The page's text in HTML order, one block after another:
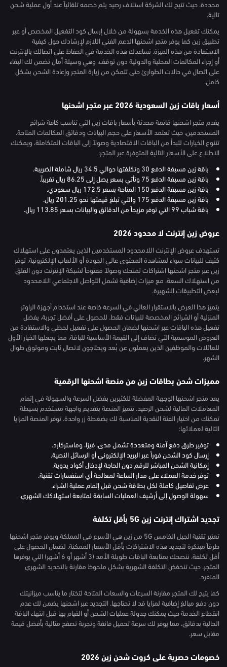
محددة، حيث تتيح لك الشركة استلاف رصيد يتم خصمه تلقائياً عند أول عملية شحن
تالية.
يمكنك تفعيل هذه الخدمة بسهولة من خلال إرسال كود التفعيل المخصص أو عبر
تطبيق زين كما يوفر متجر اشحنها الدعم الفني اللازم لإرشادك حول كيفية
الاستفادة من هذه الميزة. تساعدك هذه الخدمة في الحفاظ على اتصالك بالإنترنت
أو إجراء المكالمات المحلية والدولية دون توقف، وهي وسيلة أمان تضمن لك البقاء
على اتصال في حالات الطوارئ حتى تتمكن من زيارة المتجر وإعادة الشحن بشكل
كامل.
أسعار باقات زين السعودية 2026 عبر متجر اشحنها
يقدم متجر اشحنها قائمة محدثة بأسعار باقات زين التي تناسب كافة شرائح
المستخدمين، حيث تعتمد الأسعار على حجم البيانات ودقائق المكالمات المتاحة.
تتنوع الخيارات لتبدأ من الباقات الاقتصادية وصولاً إلى الباقات المتكاملة، ويمكنك
الاطلاع على الأسعار التالية المتوفرة عبر المتجر:
باقة زين مسبقة الدفع 30 وتكلفتها حوالي 34.5 ريال شاملة الضريبة.
باقة زين مسبقة الدفع 75 وتأتي بسعر يصل إلى 86.25 ريال تقريباً.
باقة زين مسبقة الدفع 150 المتاحة بسعر 172.5 ريال سعودي.
باقة زين مسبقة الدفع 175 والتي تبلغ قيمتها نحو 201.25 ريال.
باقة شباب 99 التي توفر مزيجاً من الدقائق والبيانات بسعر 113.85 ريال.
عروض زين إنترنت لا محدود 2026
تستهدف عروض الإنترنت اللامحدود المستخدمين الذين يعتمدون على استهلاك
كثيف للبيانات سواء لمشاهدة المحتوى عالي الجودة أو الألعاب الإلكترونية. توفر
زين عبر متجر اشحنها اشتراكات تمنحك وصولاً مفتوحاً لشبكة الإنترنت دون القلق
من استهلاك السعة، مع ميزات إضافية تشمل التواصل الاجتماعي اللامحدود
لبعض التطبيقات الشهيرة.
يتميز هذا العرض بالاستقرار العالي في السرعة خاصة عند استخدام أجهزة الراوتر
المنزلية أو الشرائح المخصصة للبيانات فقط. للحصول على أفضل تجربة، يفضل
تفعيل هذه الباقات عبر اشحنها لضمان الحصول على تفعيل لحظي والاستفادة من
العروض الموسمية التي تضاف إلى القيمة الأساسية للباقة، مما يجعلها الخيار الأول
للعائلات والموظفين الذين يعملون عن بُعد ويحتاجون لاتصال ثابت وموثوق طوال
الشهر.
مميزات شحن بطاقات زين من منصة اشحنها الرقمية
يعد متجر اشحنها الوجهة المفضلة للكثيرين بفضل السرعة والسهولة في إتمام
المعاملات المالية لشحن الرصيد. تتميز المنصة بتقديم واجهة مستخدم بسيطة
تمكنك من اختيار الفئة النقدية المناسبة لك بضغطة زر واحدة. توفر المنصة المزايا
التالية لعملائها:
توفير طرق دفع آمنة ومتعددة تشمل مدى، فيزا، وماستركارد.
إرسال كود الشحن فوراً عبر البريد الإلكتروني أو الرسائل النصية.
إمكانية الشحن المباشر للرقم دون الحاجة لإدخال أكواد يدوية.
توفر خدمة العملاء على مدار الساعة لمعالجة أي استفسارات تقنية.
عرض تفاصيل كاملة لكل بطاقة شحن قبل إتمام عملية الشراء.
سهولة الوصول إلى أرشيف العمليات السابقة لمتابعة استهلاكك الشهري.
تجديد اشتراك إنترنت زين 5G بأقل تكلفة
تعتبر تقنية الجيل الخامس 5G من زين هي الأسرع في المملكة ويوفر متجر اشحنها
طرقاً مبتكرة لتجديد هذه الاشتراكات بأقل الأسعار الممكنة. لضمان الحصول على
أقل تكلفة، ننصحك بمتابعة الباقات طويلة الأمد (3 أشهر أو 6 أشهر) التي يوفرها
المتجر، حيث تنخفض التكلفة الشهرية بشكل ملحوظ مقارنة بالتجديد الشهري
المنفرد.
كما يتيح لك المتجر مقارنة السرعات والسعات المتاحة لتختار ما يناسب ميزانيتك
دون دفع مبالغ إضافية لمزايا قد لا تحتاجها. التجديد عبر اشحنها يضمن لك عدم
انقطاع الخدمة حيث يمكنك جدولة عمليات الشحن أو القيام بها قبل انتهاء الباقة
الحالية بدقائق، مما يوفر لك سرعة تحميل فائقة وتجربة تصفح مثالية بأفضل قيمة
مقابل سعر.
خصومات حصرية على كروت شحن زين 2026